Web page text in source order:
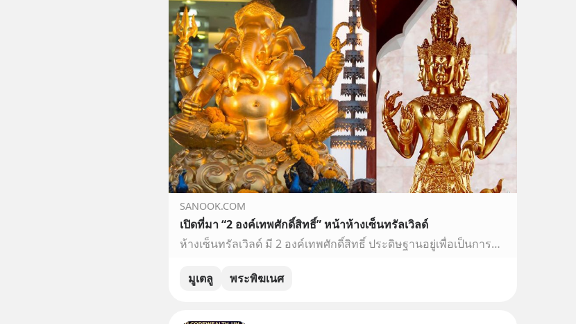
SANOOK.COM
เปิดที่มา “2 องค์เทพศักดิ์สิทธิ์” หน้าห้างเซ็นทรัลเวิลด์
ห้างเซ็นทรัลเวิลด์ มี 2 องค์เทพศักดิ์สิทธิ์ ประดิษฐานอยู่เพื่อเป็นการแก้เคล็ด โดยการสร้าง พระตรีมูรติ และ พระพิฆเนศ ซึ่งเป็นที่เคารพและสักการะของทั้งชาวไทยและชาวต่างประเทศ
มูเตลู พระพิฆเนศ